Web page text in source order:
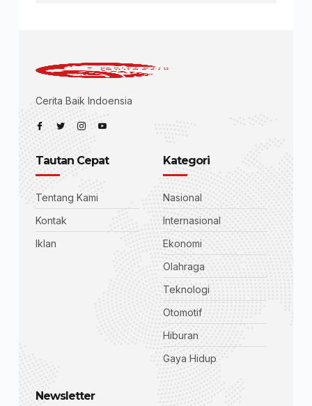
Cerita Baik Indoensia
Tautan Cepat
Tentang Kami
Kontak
Iklan
Kategori
Nasional
Internasional
Ekonomi
Olahraga
Teknologi
Otomotif
Hiburan
Gaya Hidup
Newsletter